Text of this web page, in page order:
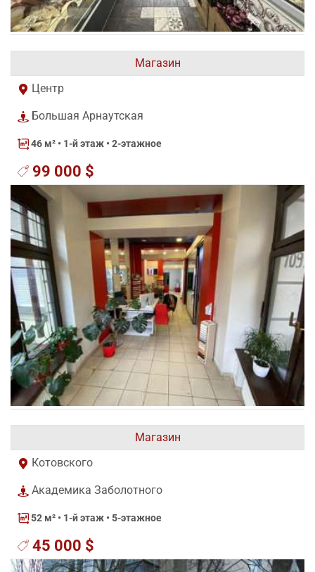
Магазин
Центр
Большая Арнаутская
46 м² • 1-й этаж • 2-этажное
99 000 $
Магазин
Котовского
Академика Заболотного
52 м² • 1-й этаж • 5-этажное
45 000 $